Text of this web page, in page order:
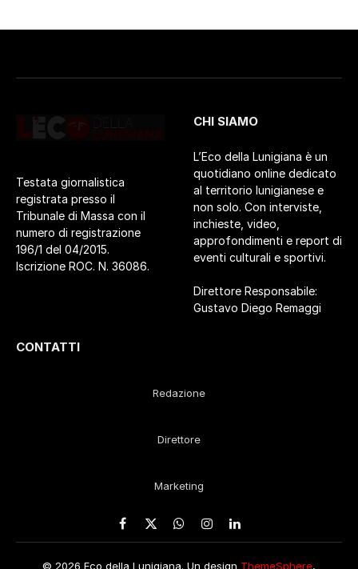
Testata giornalistica
registrata presso il
Tribunale di Massa con il
numero di registrazione
196/1 del 04/2015.
Iscrizione ROC. N. 36086.
CHI SIAMO
L’Eco della Lunigiana è un
quotidiano online dedicato
al territorio lunigianese e
non solo. Con interviste,
inchieste, video,
approfondimenti e report di
eventi culturali e sportivi.
Direttore Responsabile:
Gustavo Diego Remaggi
CONTATTI
Redazione
Direttore
Marketing
Facebook
X
WhatsApp
Instagram
LinkedIn
© 2026 Eco della Lunigiana. Un design ThemeSphere,